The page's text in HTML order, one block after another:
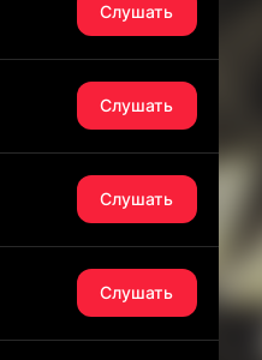
Слушать
Слушать
Слушать
Слушать